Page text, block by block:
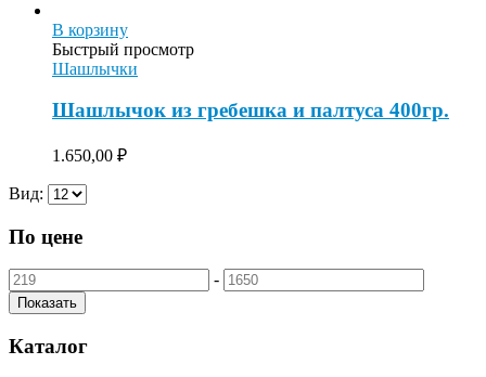
В корзину
Быстрый просмотр
Шашлычки
Шашлычок из гребешка и палтуса 400гр.
1.650,00 ₽
Вид:
По цене
-
Показать
Каталог